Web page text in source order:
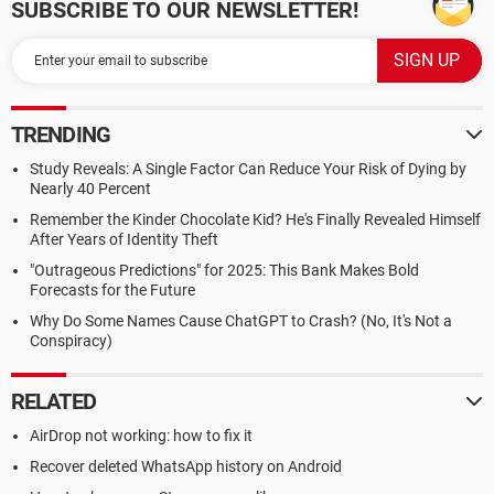
Reproductor de Windows Media (WMPNetworkSvc) -
Unknown owner - C:\Archivos de programa\Windows Media
Player\WMPNetwk.exe
SUBSCRIBE TO OUR NEWSLETTER!
TRENDING
Study Reveals: A Single Factor Can Reduce Your Risk of Dying by
Nearly 40 Percent
Remember the Kinder Chocolate Kid? He's Finally Revealed Himself
After Years of Identity Theft
"Outrageous Predictions" for 2025: This Bank Makes Bold
Forecasts for the Future
Why Do Some Names Cause ChatGPT to Crash? (No, It's Not a
Conspiracy)
RELATED
AirDrop not working: how to fix it
Recover deleted WhatsApp history on Android